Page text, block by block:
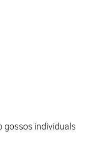
gossos individuals